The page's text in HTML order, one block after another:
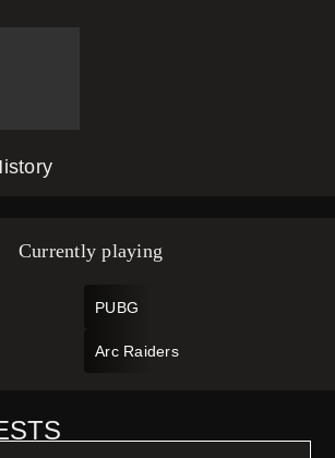
Wingman
Currently playing
PUBG
Arc Raiders